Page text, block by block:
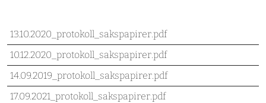
13.10.2020_protokoll_sakspapirer.pdf
10.12.2020_protokoll_sakspapirer.pdf
14.09.2019_protokoll_sakspapirer.pdf
17.09.2021_protokoll_sakspapirer.pdf